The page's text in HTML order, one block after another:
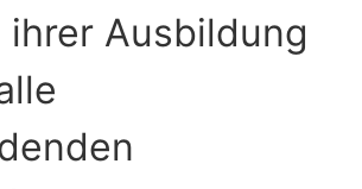
ihrer Ausbildung